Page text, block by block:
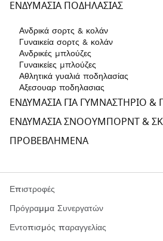
ΕΝΔΥΜΑΣΊΑ ΠΟΔΗΛΑΣΊΑΣ
Ανδρικά σορτς & κολάν
Γυναικεία σορτς & κολάν
Ανδρικές μπλούζες
Γυναικείες μπλούζες
Αθλητικά γυαλιά ποδηλασίας
Αξεσουαρ ποδηλασιας
ΕΝΔΥΜΑΣΊΑ ΓΙΑ ΓΥΜΝΑΣΤΉΡΙΟ
ΕΝΔΥΜΑΣΊΑ ΣΝΌΟΥΜΠΟΡΝΤ &
ΠΡΟΒΕΒΛΗΜΈΝΑ
Επιστροφές
Πρόγραμμα Συνεργατών
Εντοπισμός παραγγελίας